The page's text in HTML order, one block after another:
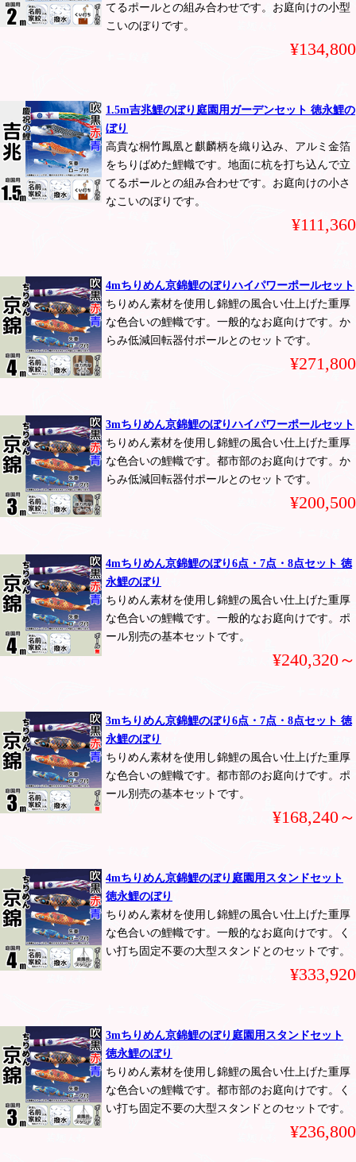
てるポールとの組み合わせです。お庭向けの小型
こいのぼりです。
¥134,800
1.5m吉兆鯉のぼり庭園用ガーデンセット 徳永鯉の
ぼり
高貴な桐竹鳳凰と麒麟柄を織り込み、アルミ金箔
をちりばめた鯉幟です。地面に杭を打ち込んで立
てるポールとの組み合わせです。お庭向けの小さ
なこいのぼりです。
¥111,360
4mちりめん京錦鯉のぼりハイパワーポールセット
ちりめん素材を使用し錦鯉の風合い仕上げた重厚
な色合いの鯉幟です。一般的なお庭向けです。か
らみ低減回転器付ポールとのセットです。
¥271,800
3mちりめん京錦鯉のぼりハイパワーポールセット
ちりめん素材を使用し錦鯉の風合い仕上げた重厚
な色合いの鯉幟です。都市部のお庭向けです。か
らみ低減回転器付ポールとのセットです。
¥200,500
4mちりめん京錦鯉のぼり6点・7点・8点セット 徳
永鯉のぼり
ちりめん素材を使用し錦鯉の風合い仕上げた重厚
な色合いの鯉幟です。一般的なお庭向けです。ポ
ール別売の基本セットです。
¥240,320～
3mちりめん京錦鯉のぼり6点・7点・8点セット 徳
永鯉のぼり
ちりめん素材を使用し錦鯉の風合い仕上げた重厚
な色合いの鯉幟です。都市部のお庭向けです。ポ
ール別売の基本セットです。
¥168,240～
4mちりめん京錦鯉のぼり庭園用スタンドセット
徳永鯉のぼり
ちりめん素材を使用し錦鯉の風合い仕上げた重厚
な色合いの鯉幟です。一般的なお庭向けです。く
い打ち固定不要の大型スタンドとのセットです。
¥333,920
3mちりめん京錦鯉のぼり庭園用スタンドセット
徳永鯉のぼり
ちりめん素材を使用し錦鯉の風合い仕上げた重厚
な色合いの鯉幟です。都市部のお庭向けです。く
い打ち固定不要の大型スタンドとのセットです。
¥236,800